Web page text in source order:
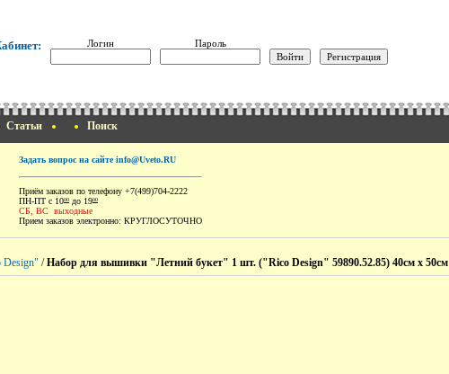
Логин Пароль
Статьи Поиск
Задать вопрос на сайте info@Uveto.RU
Приём заказов по телефону +7(499)704-2222
ПН-ПТ с 1000 до 1900
СБ, ВС выходные
Прием заказов электронно: КРУГЛОСУТОЧНО
Design" /Набор для вышивки "Летний букет" 1 шт. ("Rico Design" 59890.52.85) 40см х 50см